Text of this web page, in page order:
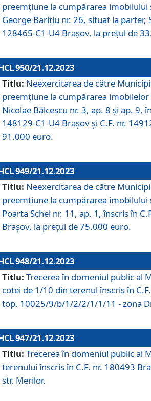
preemțiune la cumpărarea imobilului
George Barițiu nr. 26, situat la parter,
128465-C1-U4 Brașov, la prețul de
950/21.12.2023
Titlu: Neexercitarea de către
preemțiune la cumpărarea imobilelor
Nicolae Bălcescu nr. 3, ap. 8 și ap. 9,
148129-C1-U4 Brașov și C.F. nr.
91.000 euro.
949/21.12.2023
Titlu: Neexercitarea de către
preemțiune la cumpărarea imobilului
Poarta Schei nr. 11, ap. 1, înscris în
Brașov, la prețul de 75.000 euro.
948/21.12.2023
Titlu: Trecerea în domeniul public al
cotei de 1/10 din terenul înscris în
top. 10025/9/b/1/2/2/1/1/11 - zona
947/21.12.2023
Titlu: Trecerea în domeniul public al
terenului înscris în C.F. nr. 180493
str. Merilor.